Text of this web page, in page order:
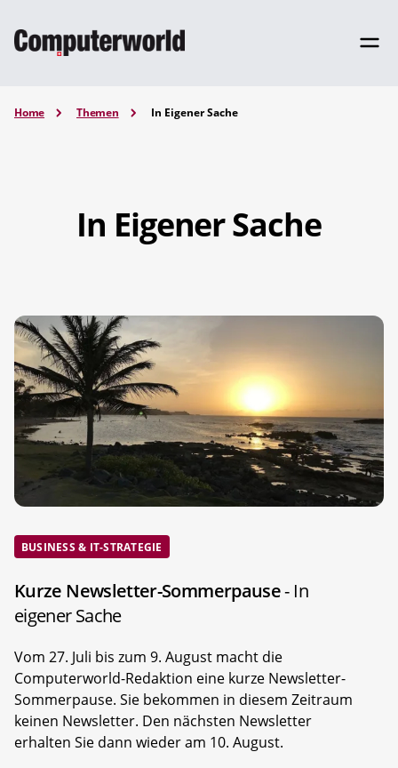
Home Themen In Eigener Sache
In Eigener Sache
BUSINESS & IT-STRATEGIE
Kurze Newsletter-Sommerpause- In
eigener Sache
Vom 27. Juli bis zum 9. August macht die
Computerworld-Redaktion eine kurze Newsletter-
Sommerpause. Sie bekommen in diesem Zeitraum
keinen Newsletter. Den nächsten Newsletter
erhalten Sie dann wieder am 10. August.